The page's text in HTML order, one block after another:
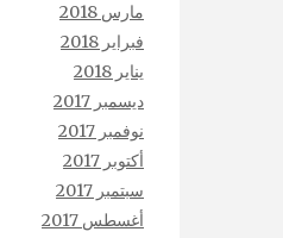
مارس 2018
فبراير 2018
يناير 2018
ديسمبر 2017
نوفمبر 2017
أكتوبر 2017
سبتمبر 2017
أغسطس 2017